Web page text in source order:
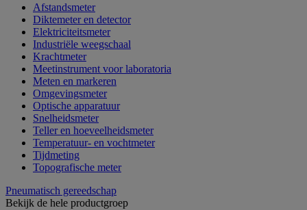
Afstandsmeter
Diktemeter en detector
Elektriciteitsmeter
Industriële weegschaal
Krachtmeter
Meetinstrument voor laboratoria
Meten en markeren
Omgevingsmeter
Optische apparatuur
Snelheidsmeter
Teller en hoeveelheidsmeter
Temperatuur- en vochtmeter
Tijdmeting
Topografische meter
Pneumatisch gereedschap
Bekijk de hele productgroep